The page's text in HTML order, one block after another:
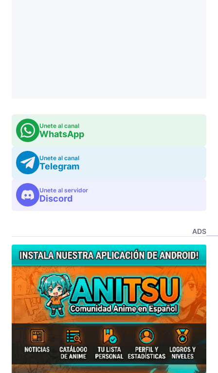
Unete al canal
WhatsApp
Unete al canal
Telegram
Unete al servidor
Discord
ADS